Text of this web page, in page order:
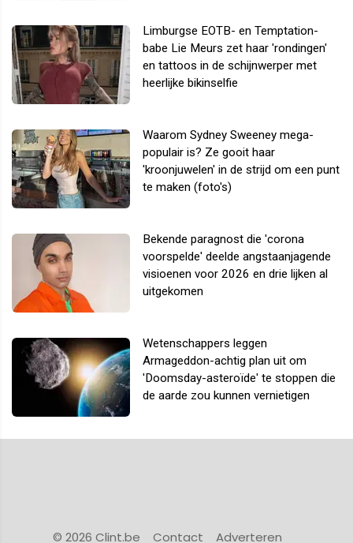
Limburgse EOTB- en Temptation-
babe Lie Meurs zet haar 'rondingen'
en tattoos in de schijnwerper met
heerlijke bikinselfie
Waarom Sydney Sweeney mega-
populair is? Ze gooit haar
'kroonjuwelen' in de strijd om een punt
te maken (foto's)
Bekende paragnost die 'corona
voorspelde' deelde angstaanjagende
visioenen voor 2026 en drie lijken al
uitgekomen
Wetenschappers leggen
Armageddon-achtig plan uit om
'Doomsday-asteroïde' te stoppen die
de aarde zou kunnen vernietigen
© 2026 Clint.be Contact Adverteren